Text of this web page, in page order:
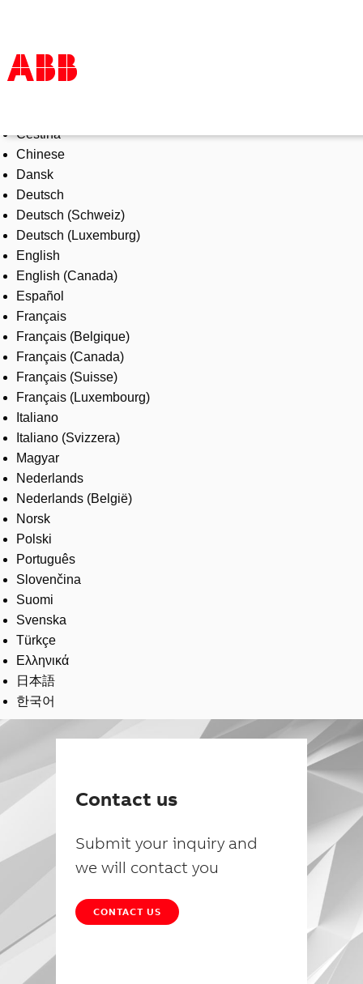
Products & Solutions
Industries
Services
About us
Where to buy
Contact us
Careers
Čeština
Chinese
Dansk
Deutsch
Deutsch (Schweiz)
Deutsch (Luxemburg)
English
English (Canada)
Español
Français
Français (Belgique)
Français (Canada)
Français (Suisse)
Français (Luxembourg)
Italiano
Italiano (Svizzera)
Magyar
Nederlands
Nederlands (België)
Norsk
Polski
Português
Slovenčina
Suomi
Svenska
Türkçe
Ελληνικά
日本語
한국어
Contact us
Submit your inquiry and
we will contact you
CONTACT US